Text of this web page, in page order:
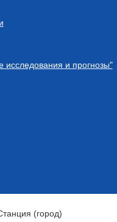
исследования и прогнозы"
(город)